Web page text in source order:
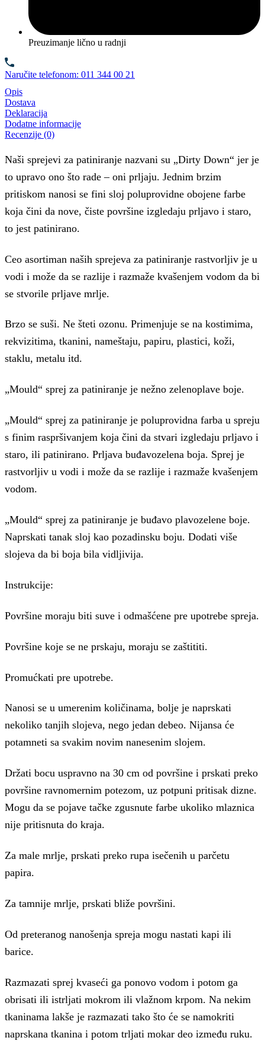
Preuzimanje lično u radnji
Naručite telefonom: 011 344 00 21
Opis
Dostava
Deklaracija
Dodatne informacije
Recenzije (0)
Naši sprejevi za patiniranje nazvani su „Dirty Down“ jer je
to upravo ono što rade – oni prljaju. Jednim brzim
pritiskom nanosi se fini sloj poluprovidne obojene farbe
koja čini da nove, čiste površine izgledaju prljavo i staro,
to jest patinirano.
Ceo asortiman naših sprejeva za patiniranje rastvorljiv je u
vodi i može da se razlije i razmaže kvašenjem vodom da bi
se stvorile prljave mrlje.
Brzo se suši. Ne šteti ozonu. Primenjuje se na kostimima,
rekvizitima, tkanini, nameštaju, papiru, plastici, koži,
staklu, metalu itd.
„Mould“ sprej za patiniranje je nežno zelenoplave boje.
„Mould“ sprej za patiniranje je poluprovidna farba u spreju
s finim raspršivanjem koja čini da stvari izgledaju prljavo i
staro, ili patinirano. Prljava buđavozelena boja. Sprej je
rastvorljiv u vodi i može da se razlije i razmaže kvašenjem
vodom.
„Mould“ sprej za patiniranje je buđavo plavozelene boje.
Naprskati tanak sloj kao pozadinsku boju. Dodati više
slojeva da bi boja bila vidljivija.
Instrukcije:
Površine moraju biti suve i odmašćene pre upotrebe spreja.
Površine koje se ne prskaju, moraju se zaštititi.
Promućkati pre upotrebe.
Nanosi se u umerenim količinama, bolje je naprskati
nekoliko tanjih slojeva, nego jedan debeo. Nijansa će
potamneti sa svakim novim nanesenim slojem.
Držati bocu uspravno na 30 cm od površine i prskati preko
površine ravnomernim potezom, uz potpuni pritisak dizne.
Mogu da se pojave tačke zgusnute farbe ukoliko mlaznica
nije pritisnuta do kraja.
Za male mrlje, prskati preko rupa isečenih u parčetu
papira.
Za tamnije mrlje, prskati bliže površini.
Od preteranog nanošenja spreja mogu nastati kapi ili
barice.
Razmazati sprej kvaseći ga ponovo vodom i potom ga
obrisati ili istrljati mokrom ili vlažnom krpom. Na nekim
tkaninama lakše je razmazati tako što će se namokriti
naprskana tkanina i potom trljati mokar deo između ruku.